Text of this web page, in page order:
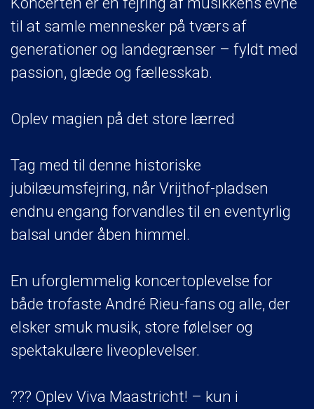
til at samle mennesker på tværs af
generationer og landegrænser – fyldt med
passion, glæde og fællesskab.
Oplev magien på det store lærred
Tag med til denne historiske
jubilæumsfejring, når Vrijthof-pladsen
endnu engang forvandles til en eventyrlig
balsal under åben himmel.
En uforglemmelig koncertoplevelse for
både trofaste André Rieu-fans og alle, der
elsker smuk musik, store følelser og
spektakulære liveoplevelser.
??? Oplev Viva Maastricht! – kun i